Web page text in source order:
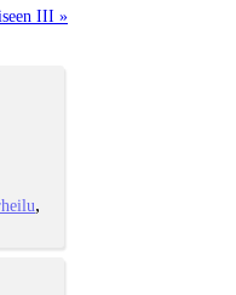
III »